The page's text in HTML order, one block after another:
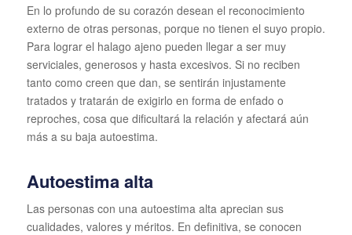
En lo profundo de su corazón desean el reconocimiento
externo de otras personas, porque no tienen el suyo propio.
Para lograr el halago ajeno pueden llegar a ser muy
serviciales, generosos y hasta excesivos. Si no reciben
tanto como creen que dan, se sentirán injustamente
tratados y tratarán de exigirlo en forma de enfado o
reproches, cosa que dificultará la relación y afectará aún
más a su baja autoestima.
Autoestima alta
Las personas con una autoestima alta aprecian sus
cualidades, valores y méritos. En definitiva, se conocen